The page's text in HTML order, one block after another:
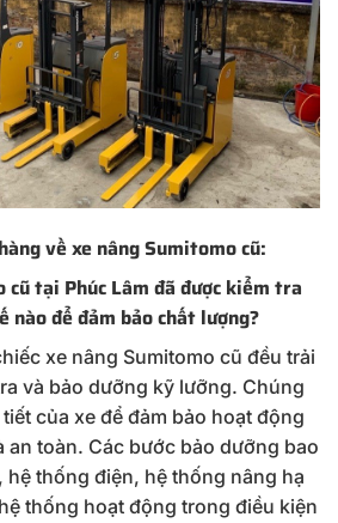
về xe nâng Sumitomo cũ:
cũ tại Phúc Lâm đã được kiểm tra
nào để đảm bảo chất lượng?
xe nâng Sumitomo cũ đều trải
và bảo dưỡng kỹ lưỡng. Chúng
của xe để đảm bảo hoạt động
an toàn. Các bước bảo dưỡng bao
hệ thống điện, hệ thống nâng hạ
thống hoạt động trong điều kiện